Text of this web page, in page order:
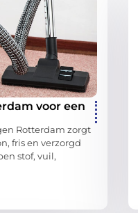
voor een
Rotterdam zorgt
fris en verzorgd
stof, vuil,